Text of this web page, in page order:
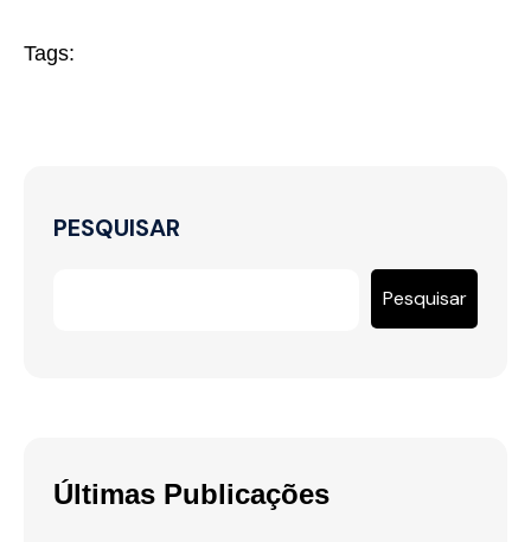
Tags:
PESQUISAR
Pesquisar
Últimas Publicações